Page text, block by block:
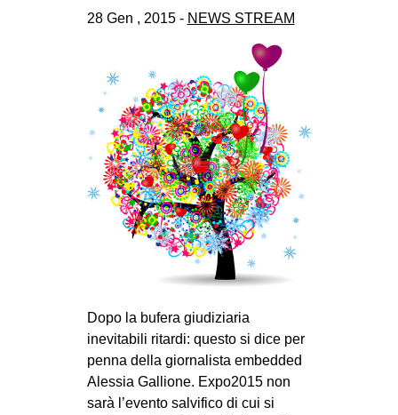
28 Gen , 2015 - NEWS STREAM
Dopo la bufera giudiziaria
inevitabili ritardi: questo si dice per
penna della giornalista embedded
Alessia Gallione. Expo2015 non
sarà l’evento salvifico di cui si